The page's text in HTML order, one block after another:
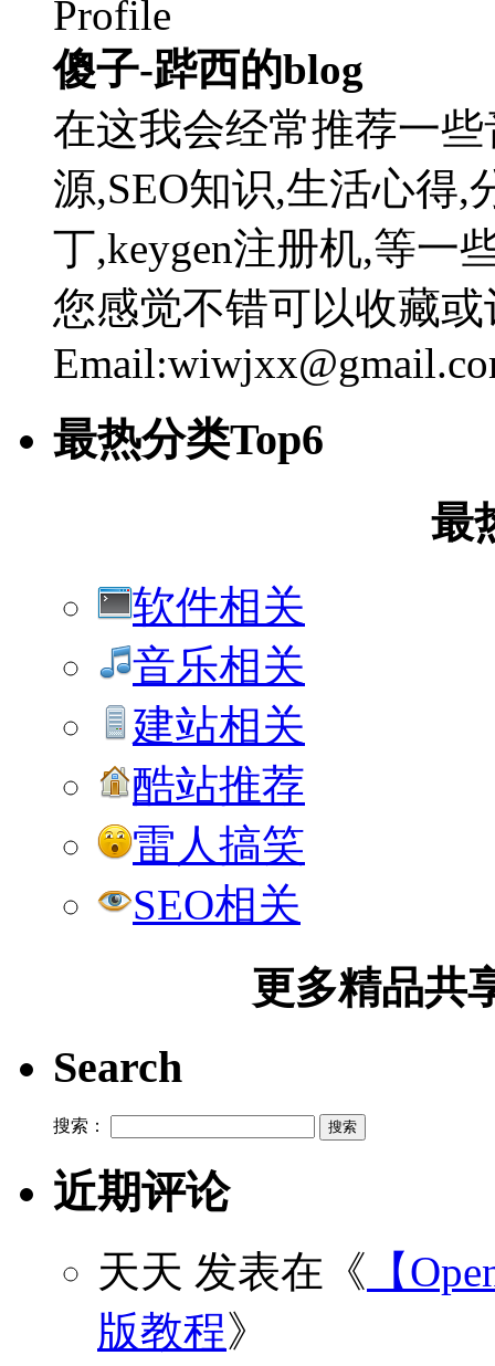
傻子-跸西的blog
在这我会经常推荐一
源,SEO知识,生活心得,
丁,keygen注册机,等一
您感觉不错可以收藏
最热分类Top6
最
软件相关
音乐相关
建站相关
酷站推荐
雷人搞笑
SEO相关
更多精品共
Search
搜索：
近期评论
天天 发表在《 【
版教程》